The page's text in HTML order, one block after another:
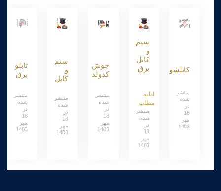
18
مهر
1403
کابلشو
18
مهر
1403
سیم
و
کابل
برق
ادامه
مطلب
18
مهر
1403
جوش
کدولد
18
مهر
1403
سیم
و
کابل
18
مهر
1403
تابلو
برق